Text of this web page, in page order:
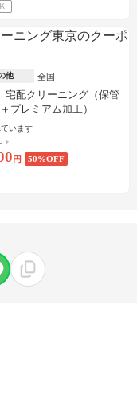
他 全国
宅配クリーニング（保管
プレミアム加工）
います
円 50%OFF